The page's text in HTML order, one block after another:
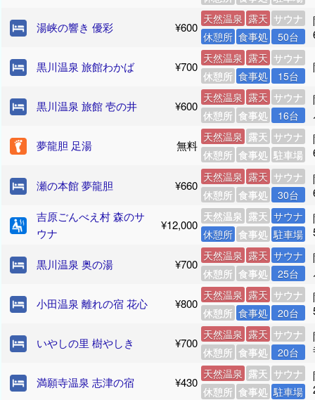
湯峡の響き 優彩 ¥600
天然温泉 露天 サウナ
休憩所 食事処 50台
黒川温泉 旅館わかば ¥700
天然温泉 露天 サウナ
休憩所 食事処 15台
黒川温泉 旅館 壱の井 ¥600
天然温泉 露天 サウナ
休憩所 食事処 16台
夢龍胆 足湯 無料
天然温泉 露天 サウナ
休憩所 食事処 駐車場
瀬の本館 夢龍胆 ¥660
天然温泉 露天 サウナ
休憩所 食事処 30台
吉原ごんべえ村 森のサ
ウナ
¥12,000
天然温泉 露天 サウナ
休憩所 食事処 駐車場
黒川温泉 奥の湯 ¥700
天然温泉 露天 サウナ
休憩所 食事処 25台
小田温泉 離れの宿 花心 ¥800
天然温泉 露天 サウナ
休憩所 食事処 20台
いやしの里 樹やしき ¥700
天然温泉 露天 サウナ
休憩所 食事処 20台
満願寺温泉 志津の宿 ¥430
天然温泉 露天 サウナ
休憩所 食事処 駐車場